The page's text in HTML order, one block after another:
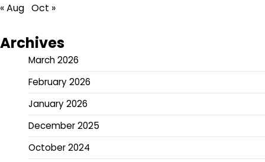
« Aug Oct »
Archives
March 2026
February 2026
January 2026
December 2025
October 2024